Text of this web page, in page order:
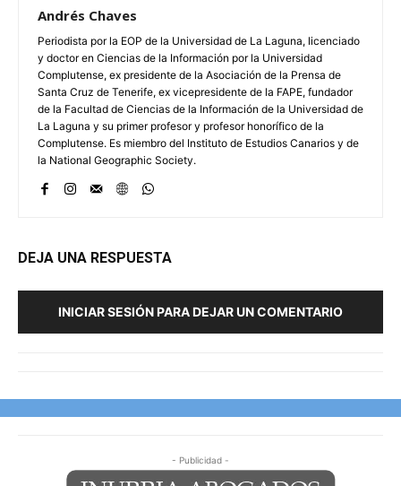
Andrés Chaves
Periodista por la EOP de la Universidad de La Laguna, licenciado
y doctor en Ciencias de la Información por la Universidad
Complutense, ex presidente de la Asociación de la Prensa de
Santa Cruz de Tenerife, ex vicepresidente de la FAPE, fundador
de la Facultad de Ciencias de la Información de la Universidad de
La Laguna y su primer profesor y profesor honorífico de la
Complutense. Es miembro del Instituto de Estudios Canarios y de
la National Geographic Society.
DEJA UNA RESPUESTA
INICIAR SESIÓN PARA DEJAR UN COMENTARIO
- Publicidad -